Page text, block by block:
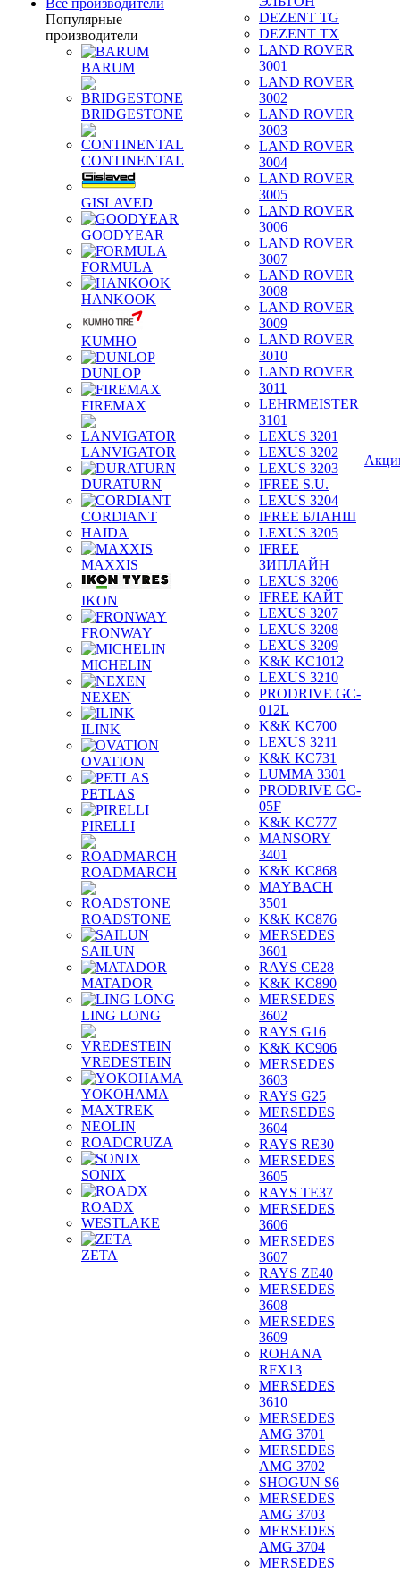
Все производители
Популярные
производители
BARUM
BRIDGESTONE
CONTINENTAL
GISLAVED
GOODYEAR
FORMULA
HANKOOK
KUMHO
DUNLOP
FIREMAX
LANVIGATOR
DURATURN
CORDIANT
HAIDA
MAXXIS
IKON
FRONWAY
MICHELIN
NEXEN
ILINK
OVATION
PETLAS
PIRELLI
ROADMARCH
ROADSTONE
SAILUN
MATADOR
LING LONG
VREDESTEIN
YOKOHAMA
MAXTREK
NEOLIN
ROADCRUZA
SONIX
ROADX
WESTLAKE
ZETA
DEZENT TG
DEZENT TX
LAND ROVER
3001
LAND ROVER
3002
LAND ROVER
3003
LAND ROVER
3004
LAND ROVER
3005
LAND ROVER
3006
LAND ROVER
3007
LAND ROVER
3008
LAND ROVER
3009
LAND ROVER
3010
LAND ROVER
3011
LEHRMEISTER
3101
LEXUS 3201
LEXUS 3202
LEXUS 3203
IFREE S.U.
LEXUS 3204
IFREE БЛАНШ
LEXUS 3205
IFREE
ЗИПЛАЙН
LEXUS 3206
IFREE КАЙТ
LEXUS 3207
LEXUS 3208
LEXUS 3209
K&K KC1012
LEXUS 3210
PRODRIVE GC-
012L
K&K KC700
LEXUS 3211
K&K KC731
LUMMA 3301
PRODRIVE GC-
05F
K&K KC777
MANSORY
3401
K&K KC868
MAYBACH
3501
K&K KC876
MERSEDES
3601
RAYS CE28
K&K KC890
MERSEDES
3602
RAYS G16
K&K KC906
MERSEDES
3603
RAYS G25
MERSEDES
3604
RAYS RE30
MERSEDES
3605
RAYS TE37
MERSEDES
3606
MERSEDES
3607
RAYS ZE40
MERSEDES
3608
MERSEDES
3609
ROHANA
RFX13
MERSEDES
3610
MERSEDES
AMG 3701
MERSEDES
AMG 3702
SHOGUN S6
MERSEDES
AMG 3703
MERSEDES
AMG 3704
MERSEDES